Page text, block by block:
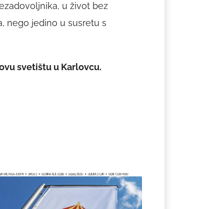
u život bez
nego jedino u susretu s
svetištu u Karlovcu.